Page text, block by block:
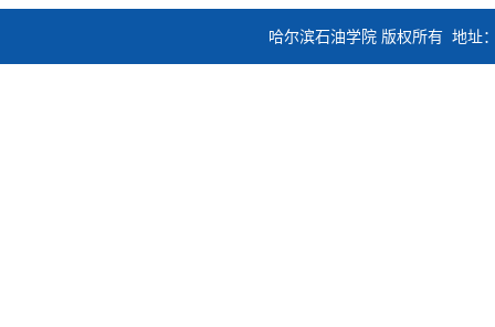
哈尔滨石油学院 版权所有 地址